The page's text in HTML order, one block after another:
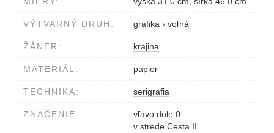
VÝTVARNÝ DRUH: grafika › voľná
ŽÁNER: krajina
MATERIÁL: papier
TECHNIKA: serigrafia
ZNAČENIE:
vľavo dole 0
v strede Cesta II.